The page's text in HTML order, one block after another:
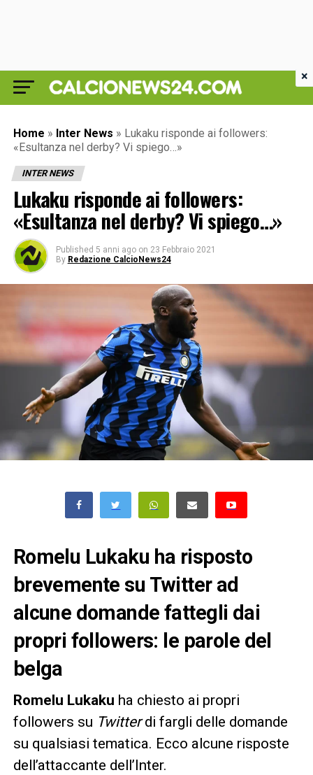
Home » Inter News » Lukaku risponde ai followers:
«Esultanza nel derby? Vi spiego…»
INTER NEWS
Lukaku risponde ai followers:
«Esultanza nel derby? Vi spiego…»
Published 5 anni ago on 23 Febbraio 2021
By Redazione CalcioNews24
Romelu Lukaku ha risposto
brevemente su Twitter ad
alcune domande fattegli dai
propri followers: le parole del
belga
Romelu Lukaku ha chiesto ai propri
followers su Twitterdi fargli delle domande
su qualsiasi tematica. Ecco alcune risposte
dell’attaccante dell’Inter.
×